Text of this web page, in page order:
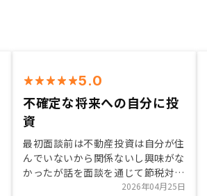
5.0
不確定な将来への自分に投
資
最初面談前は不動産投資は自分が住
んでいないから関係ないし興味がな
かったが話を面談を通じて節税対
策、将来への投資をわかりやすく説
2026年04月25日